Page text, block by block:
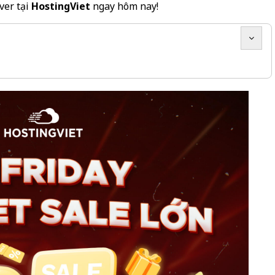
tại HostingViet ngay hôm nay!